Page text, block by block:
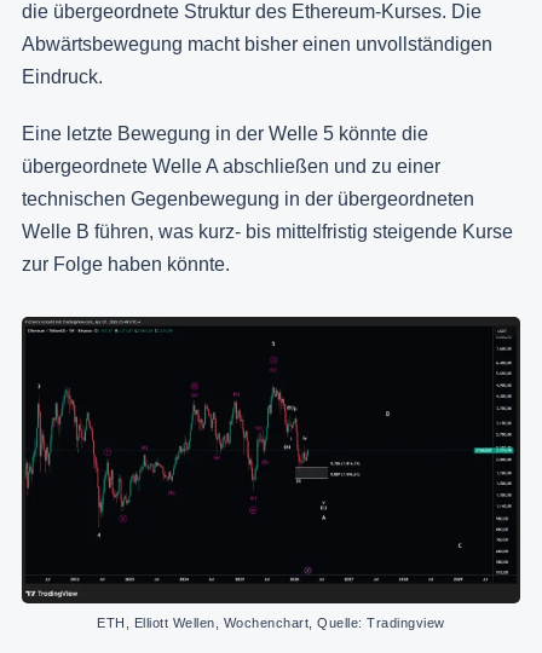
die übergeordnete Struktur des Ethereum-Kurses. Die
Abwärtsbewegung macht bisher einen unvollständigen
Eindruck.
Eine letzte Bewegung in der Welle 5 könnte die
übergeordnete Welle A abschließen und zu einer
technischen Gegenbewegung in der übergeordneten
Welle B führen, was kurz- bis mittelfristig steigende Kurse
zur Folge haben könnte.
ETH, Elliott Wellen, Wochenchart, Quelle: Tradingview